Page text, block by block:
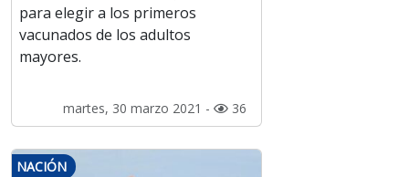
para elegir a los primeros
vacunados de los adultos
mayores.
martes, 30 marzo 2021 - 36
NACIÓN